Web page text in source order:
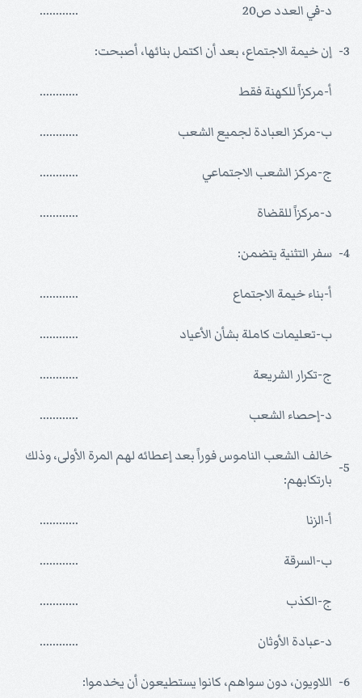
د-في العدد ص20 ............
3- إن خيمة الاجتماع، بعد أن اكتمل بنائها، أصبحت:
أ-مركزاً للكهنة فقط ............
ب-مركز العبادة لجميع الشعب ............
ج-مركز الشعب الاجتماعي ............
د-مركزاً للقضاة ............
4- سفر التثنية يتضمن:
أ-بناء خيمة الاجتماع ............
ب-تعليمات كاملة بشأن الأعياد ............
ج-تكرار الشريعة ............
د-إحصاء الشعب ............
5-
خالف الشعب الناموس فوراً بعد إعطائه لهم المرة الأولى، وذلك
بارتكابهم:
أ-الزنا ............
ب-السرقة ............
ج-الكذب ............
د-عبادة الأوثان ............
6- اللاويون، دون سواهم، كانوا يستطيعون أن يخدموا: